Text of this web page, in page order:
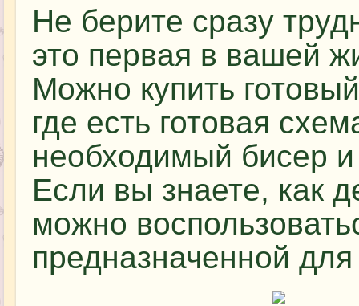
Не берите сразу
это первая в вашей
Можно купить
где есть готовая
необходимый бисер
Если вы знаете, как
можно
предназначенной